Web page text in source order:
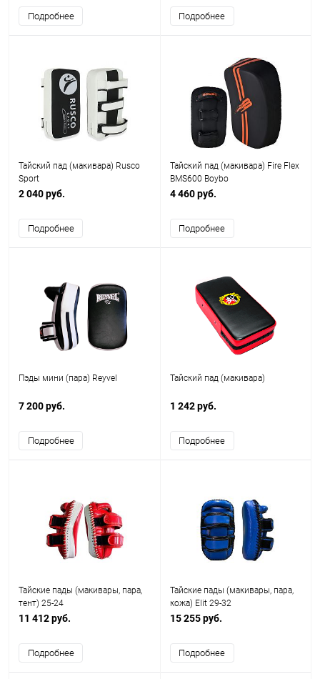
Подробнее Подробнее
Тайский пад (макивара) Rusco
Sport
2 040 руб.
Подробнее
Тайский пад (макивара) Fire Flex
BMS600 Boybo
4 460 руб.
Подробнее
Пэды мини (пара) Reyvel
7 200 руб.
Подробнее
Тайский пад (макивара)
1 242 руб.
Подробнее
Тайские пады (макивары, пара,
тент) 25-24
11 412 руб.
Подробнее
Тайские пады (макивары, пара,
кожа) Elit 29-32
15 255 руб.
Подробнее